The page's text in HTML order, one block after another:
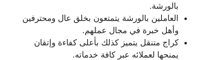
بالورشة.
العاملين بالورشة يتمتعون بخلق عال ومحترفين
وأهل خبرة في مجال عملهم.
كراج متنقل يتميز كذلك بأعلى كفاءة وإتقان
يمنحها لعملائه عبر كافة خدماته.